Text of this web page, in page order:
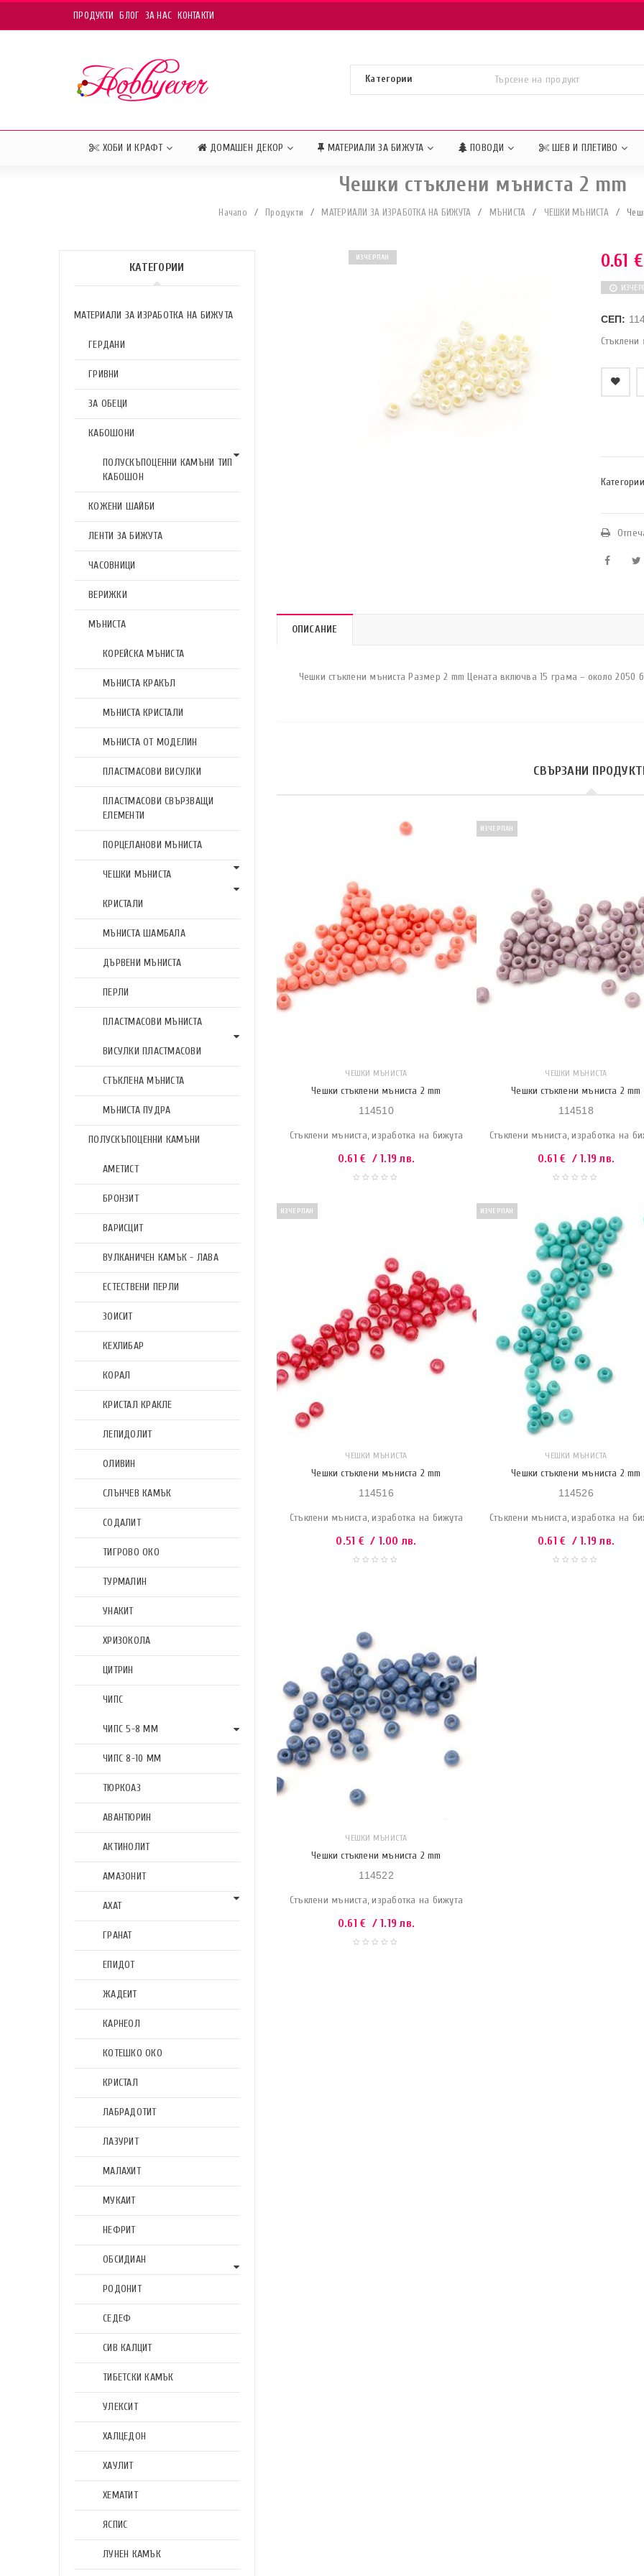
ПРОДУКТИ БЛОГ ЗА НАС КОНТАКТИ
ХОБИ И КРАФТ ДОМАШЕН ДЕКОР МАТЕРИАЛИ ЗА БИЖУТА ПОВОДИ ШЕВ И ПЛЕТИВО
Чешки стъклени мъниста 2 mm
Начало / Продукти / МАТЕРИАЛИ ЗА ИЗРАБОТКА НА БИЖУТА / МЪНИСТА / ЧЕШКИ МЪНИСТА /
КАТЕГОРИИ
МАТЕРИАЛИ ЗА ИЗРАБОТКА НА БИЖУТА
ГЕРДАНИ
ГРИВНИ
ЗА ОБЕЦИ
КАБОШОНИ
ПОЛУСКЪПОЦЕННИ КАМЪНИ ТИП
КАБОШОН
КОЖЕНИ ШАЙБИ
ЛЕНТИ ЗА БИЖУТА
ЧАСОВНИЦИ
ВЕРИЖКИ
МЪНИСТА
КОРЕЙСКА МЪНИСТА
МЪНИСТА КРАКЪЛ
МЪНИСТА КРИСТАЛИ
МЪНИСТА ОТ МОДЕЛИН
ПЛАСТМАСОВИ ВИСУЛКИ
ПЛАСТМАСОВИ СВЪРЗВАЩИ
ЕЛЕМЕНТИ
ПОРЦЕЛАНОВИ МЪНИСТА
ЧЕШКИ МЪНИСТА
КРИСТАЛИ
МЪНИСТА ШАМБАЛА
ДЪРВЕНИ МЪНИСТА
ПЕРЛИ
ПЛАСТМАСОВИ МЪНИСТА
ВИСУЛКИ ПЛАСТМАСОВИ
СТЪКЛЕНА МЪНИСТА
МЪНИСТА ПУДРА
ПОЛУСКЪПОЦЕННИ КАМЪНИ
АМЕТИСТ
БРОНЗИТ
ВАРИСЦИТ
ВУЛКАНИЧЕН КАМЪК - ЛАВА
ЕСТЕСТВЕНИ ПЕРЛИ
ЗОИСИТ
КЕХЛИБАР
КОРАЛ
КРИСТАЛ КРАКЛЕ
ЛЕПИДОЛИТ
ОЛИВИН
СЛЪНЧЕВ КАМЪК
СОДАЛИТ
ТИГРОВО ОКО
ТУРМАЛИН
УНАКИТ
ХРИЗОКОЛА
ЦИТРИН
ЧИПС
ЧИПС 5-8 ММ
ЧИПС 8-10 ММ
ТЮРКОАЗ
АВАНТЮРИН
АКТИНОЛИТ
АМАЗОНИТ
АХАТ
ГРАНАТ
ЕПИДОТ
ЖАДЕИТ
КАРНЕОЛ
КОТЕШКО ОКО
КРИСТАЛ
ЛАБРАДОТИТ
ЛАЗУРИТ
МАЛАХИТ
МУКАИТ
НЕФРИТ
ОБСИДИАН
РОДОНИТ
СЕДЕФ
СИВ КАЛЦИТ
ТИБЕТСКИ КАМЪК
УЛЕКСИТ
ХАЛЦЕДОН
ХАУЛИТ
ХЕМАТИТ
ЯСПИС
ЛУНЕН КАМЪК
ИЗЧЕРПАН 0.61 €
СЕП:
Стъклени
ОПИСАНИЕ
Чешки стъклени мъниста Размер 2 mm Цената включва 15 грама – около 2050
СВЪРЗАНИ
ЧЕШКИ МЪНИСТА
Чешки стъклени мъниста 2 mm
114510
Стъклени мъниста, изработка на бижута
0.61€ / 1.19 лв.
ИЗЧЕРПАН
ЧЕШКИ МЪНИСТА
Чешки стъклени мъниста 2 mm
114518
Стъклени мъниста, изработка на
0.61€ / 1.19 лв.
ИЗЧЕРПАН
ЧЕШКИ МЪНИСТА
Чешки стъклени мъниста 2 mm
114516
Стъклени мъниста, изработка на бижута
0.51 € / 1.00 лв.
ИЗЧЕРПАН
ЧЕШКИ МЪНИСТА
Чешки стъклени мъниста 2 mm
114526
Стъклени мъниста, изработка на
0.61€ / 1.19 лв.
ЧЕШКИ МЪНИСТА
Чешки стъклени мъниста 2 mm
114522
Стъклени мъниста, изработка на бижута
0.61€ / 1.19 лв.